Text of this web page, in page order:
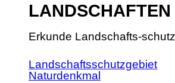
LANDSCHAFTEN
Erkunde Landschafts-
Landschaftsschutzgebiet
Naturdenkmal